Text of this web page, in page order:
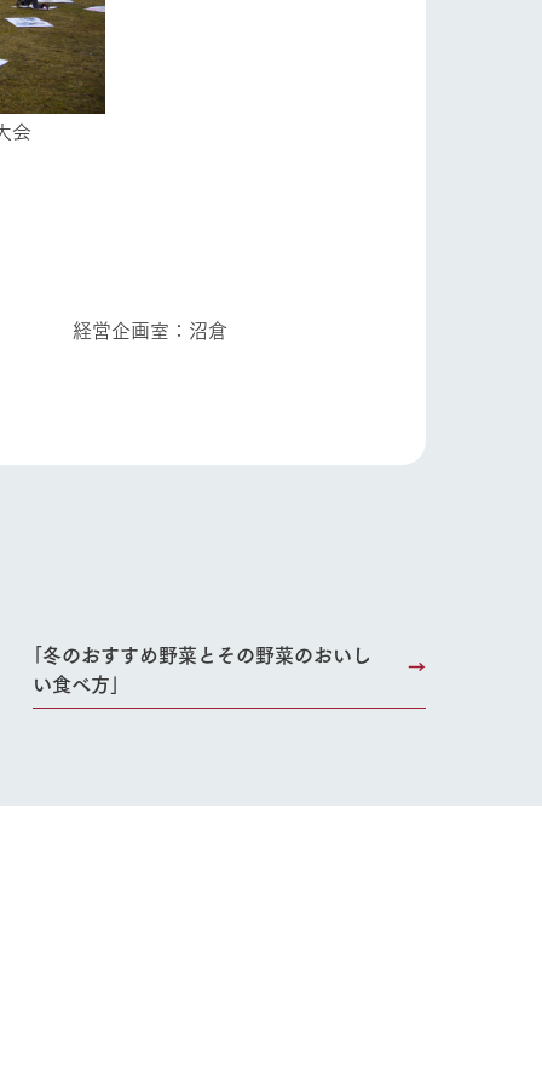
お問い合わせ・資料請求
沼倉
｢冬のおすすめ野菜とその野菜のおいし
い食べ方｣